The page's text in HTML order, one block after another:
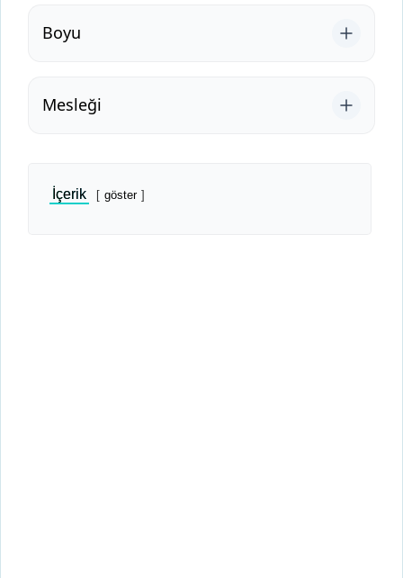
Boyu
Mesleği
İçerik göster